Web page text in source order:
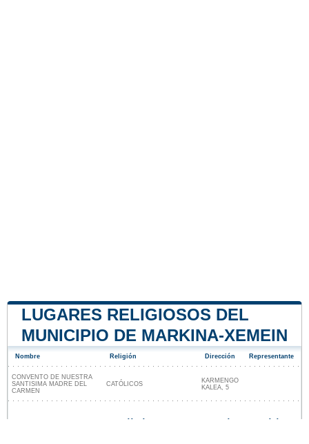
LUGARES RELIGIOSOS DEL
MUNICIPIO DE MARKINA-XEMEIN
Nombre Religión Dirección Representante
CONVENTO DE NUESTRA
SANTISIMA MADRE DEL
CARMEN
CATÓLICOS
KARMENGO
KALEA, 5
Lugares religiosos cerca de Markina-